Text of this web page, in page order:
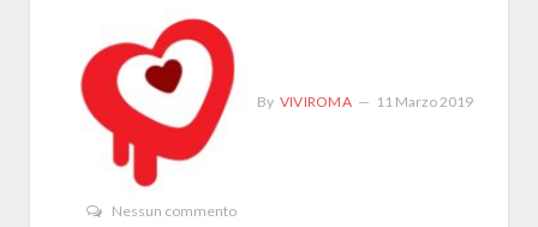
By VIVIROMA 11 Marzo 2019
Nessun commento